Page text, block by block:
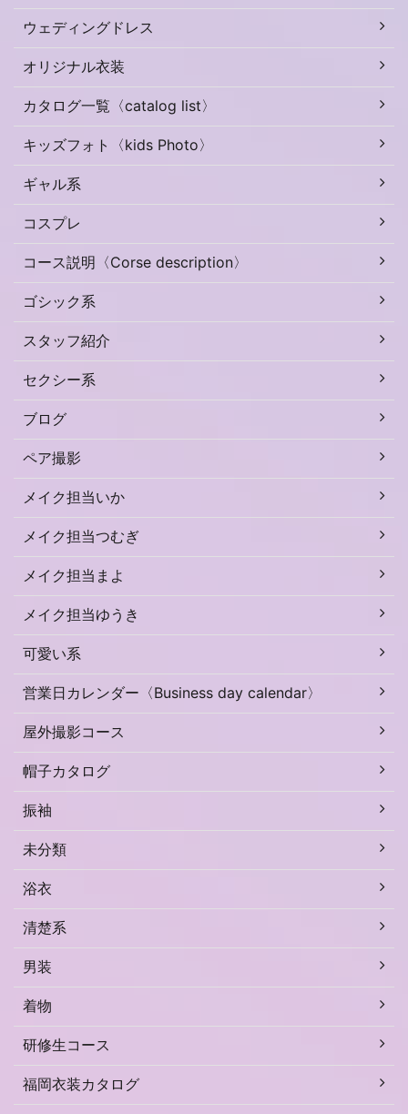
ウェディングドレス
オリジナル衣装
カタログ一覧〈catalog list〉
キッズフォト〈kids Photo〉
ギャル系
コスプレ
コース説明〈Corse description〉
ゴシック系
スタッフ紹介
セクシー系
ブログ
ペア撮影
メイク担当いか
メイク担当つむぎ
メイク担当まよ
メイク担当ゆうき
可愛い系
営業日カレンダー〈Business day calendar〉
屋外撮影コース
帽子カタログ
振袖
未分類
浴衣
清楚系
男装
着物
研修生コース
福岡衣装カタログ